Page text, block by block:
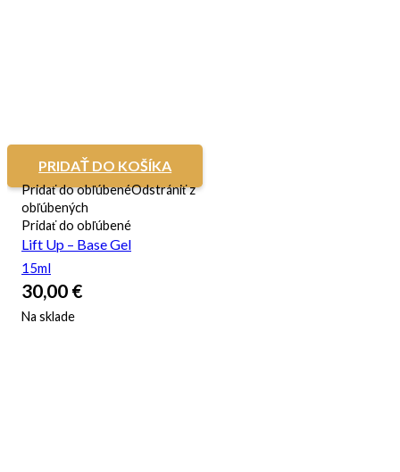
PRIDAŤ DO KOŠÍKA
Pridať do obľúbenéOdstrániť z
obľúbených
Pridať do obľúbené
Lift Up – Base Gel
15ml
30,00 €
Na sklade